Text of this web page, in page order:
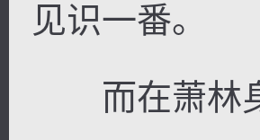
见识一番。
而在萧林身